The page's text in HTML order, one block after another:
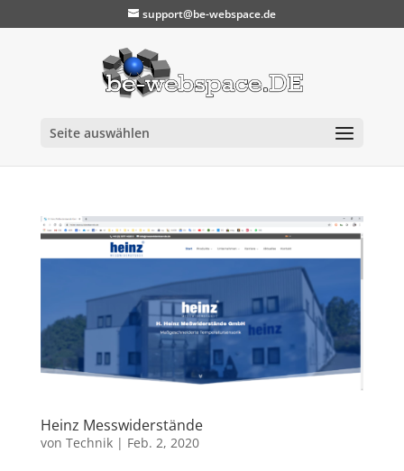
support@be-webspace.de
Seite auswählen
Heinz Messwiderstände
von Technik| Feb. 2, 2020